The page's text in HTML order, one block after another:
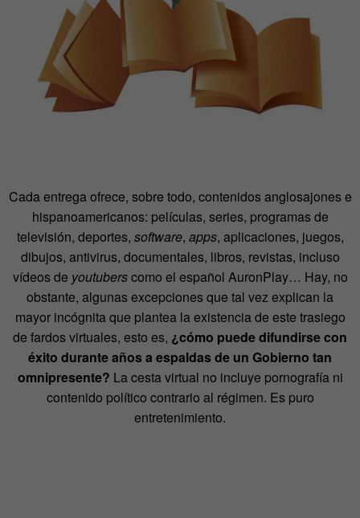
Cada entrega ofrece, sobre todo, contenidos anglosajones e
hispanoamericanos: películas, series, programas de
televisión, deportes, software, apps, aplicaciones, juegos,
dibujos, antivirus, documentales, libros, revistas, incluso
vídeos de youtuberscomo el español AuronPlay… Hay, no
obstante, algunas excepciones que tal vez explican la
mayor incógnita que plantea la existencia de este trasiego
de fardos virtuales, esto es, ¿cómo puede difundirse con
éxito durante años a espaldas de un Gobierno tan
omnipresente? La cesta virtual no incluye pornografía ni
contenido político contrario al régimen. Es puro
entretenimiento.